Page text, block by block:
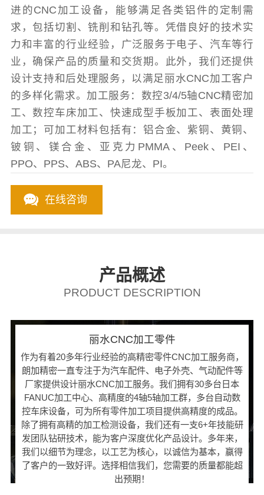
进的CNC加工设备，能够满足各类铝件的定制需
求，包括切割、铣削和钻孔等。凭借良好的技术实
力和丰富的行业经验，广泛服务于电子、汽车等行
业，确保产品的质量和交货期。此外，我们还提供
设计支持和后处理服务，以满足丽水CNC加工客户
的多样化需求。加工服务：数控3/4/5轴CNC精密加
工、数控车床加工、快速成型手板加工、表面处理
加工；可加工材料包括有：铝合金、紫铜、黄铜、
铍铜、镁合金、亚克力PMMA、Peek、PEI、
PPO、PPS、ABS、PA尼龙、PI。
在线咨询
产品概述
PRODUCT DESCRIPTION
丽水CNC加工零件
作为有着20多年行业经验的高精密零件CNC加工服务商，
朗加精密一直专注于为汽车配件、电子外壳、气动配件等
厂家提供设计丽水CNC加工服务。我们拥有30多台日本
FANUC加工中心、高精度的4轴5轴加工群，多台自动数
控车床设备，可为所有零件加工项目提供高精度的成品。
除了拥有高精的加工检测设备，我们还有一支6+年技能研
发团队钻研技术，能为客户深度优化产品设计。多年来，
我们以细节为理念，以工艺为核心，以诚信为基本，赢得
了客户的一致好评。选择相信我们，您需要的质量都能超
出预期！